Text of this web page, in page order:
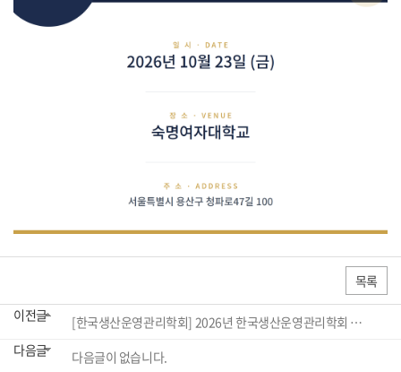
목록
이전글
[한국생산운영관리학회] 2026년 한국생산운영관리학회 춘계학술대회 셔틀버스(부산역~부경대) 운행안내
다음글
다음글이 없습니다.